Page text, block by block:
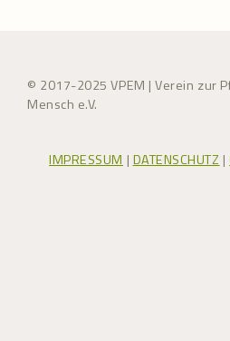
© 2017-2025 VPEM | Verein zur
Mensch e.V.
IMPRESSUM | DATENSCHUTZ |